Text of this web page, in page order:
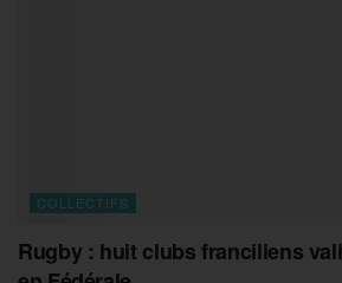
COLLECTIFS
Rugby : huit clubs franciliens